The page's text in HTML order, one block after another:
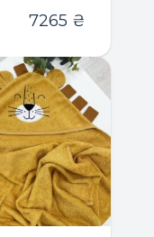
7265 ₴